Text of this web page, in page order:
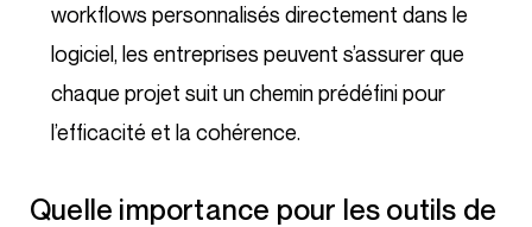
workflows personnalisés directement dans le
logiciel, les entreprises peuvent s’assurer que
chaque projet suit un chemin prédéfini pour
l’efficacité et la cohérence.
Quelle importance pour les outils de